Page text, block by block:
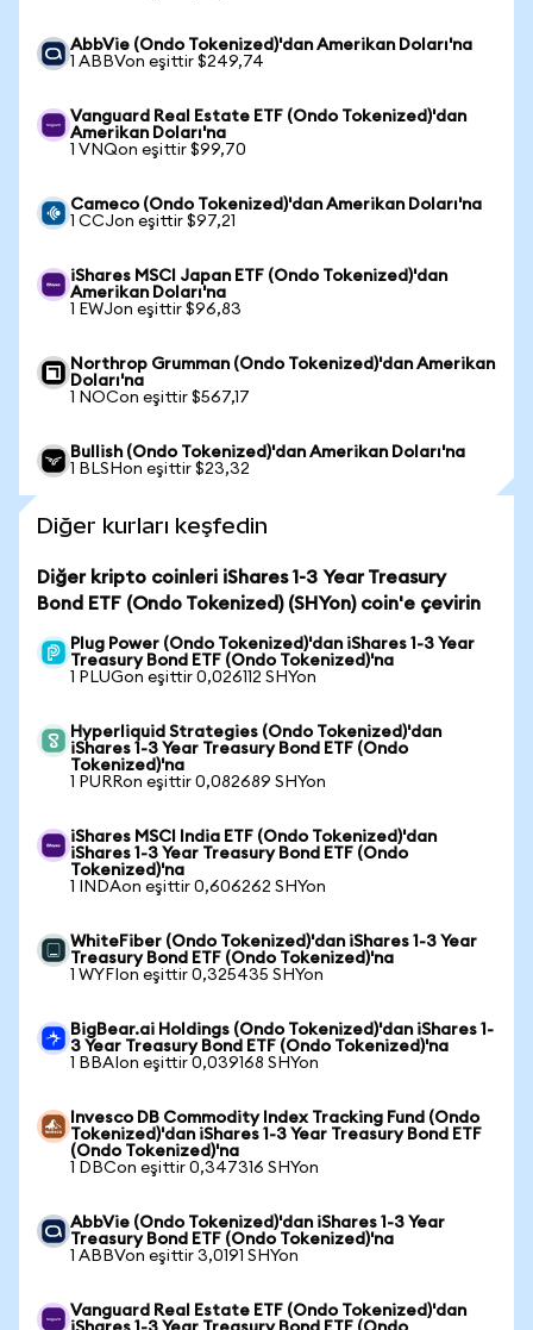
AbbVie (Ondo Tokenized)'dan Amerikan Doları'na
1 ABBVon eşittir $249,74
Vanguard Real Estate ETF (Ondo Tokenized)'dan
Amerikan Doları'na
1 VNQon eşittir $99,70
Cameco (Ondo Tokenized)'dan Amerikan Doları'na
1 CCJon eşittir $97,21
iShares MSCI Japan ETF (Ondo Tokenized)'dan
Amerikan Doları'na
1 EWJon eşittir $96,83
Northrop Grumman (Ondo Tokenized)'dan Amerikan
Doları'na
1 NOCon eşittir $567,17
Bullish (Ondo Tokenized)'dan Amerikan Doları'na
1 BLSHon eşittir $23,32
Diğer kurları keşfedin
Diğer kripto coinleri iShares 1-3 Year Treasury
Bond ETF (Ondo Tokenized) (SHYon) coin'e çevirin
Plug Power (Ondo Tokenized)'dan iShares 1-3 Year
Treasury Bond ETF (Ondo Tokenized)'na
1 PLUGon eşittir 0,026112 SHYon
Hyperliquid Strategies (Ondo Tokenized)'dan
iShares 1-3 Year Treasury Bond ETF (Ondo
Tokenized)'na
1 PURRon eşittir 0,082689 SHYon
iShares MSCI India ETF (Ondo Tokenized)'dan
iShares 1-3 Year Treasury Bond ETF (Ondo
Tokenized)'na
1 INDAon eşittir 0,606262 SHYon
WhiteFiber (Ondo Tokenized)'dan iShares 1-3 Year
Treasury Bond ETF (Ondo Tokenized)'na
1 WYFIon eşittir 0,325435 SHYon
BigBear.ai Holdings (Ondo Tokenized)'dan iShares 1-
3 Year Treasury Bond ETF (Ondo Tokenized)'na
1 BBAIon eşittir 0,039168 SHYon
Invesco DB Commodity Index Tracking Fund (Ondo
Tokenized)'dan iShares 1-3 Year Treasury Bond ETF
(Ondo Tokenized)'na
1 DBCon eşittir 0,347316 SHYon
AbbVie (Ondo Tokenized)'dan iShares 1-3 Year
Treasury Bond ETF (Ondo Tokenized)'na
1 ABBVon eşittir 3,0191 SHYon
Vanguard Real Estate ETF (Ondo Tokenized)'dan